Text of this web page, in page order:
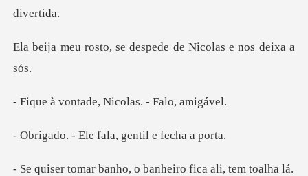
se despede de Nicola
ade, Nicolas. -
le fala, gentil
anho, o banheiro fic